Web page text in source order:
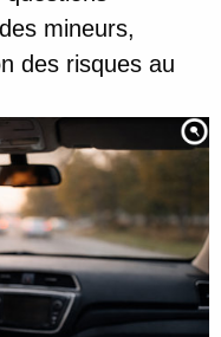
mineurs,
des risques au